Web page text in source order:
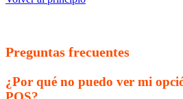
Preguntas frecuentes
¿Por qué no puedo ver mi